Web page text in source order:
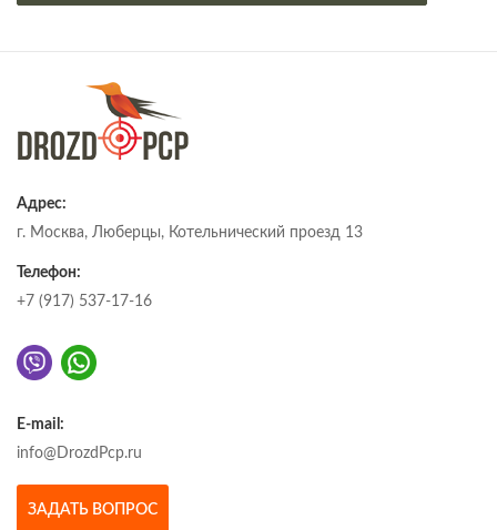
Адрес:
г. Москва, Люберцы, Котельнический проезд 13
Телефон:
+7 (917) 537-17-16
E-mail:
info@DrozdPcp.ru
ЗАДАТЬ ВОПРОС